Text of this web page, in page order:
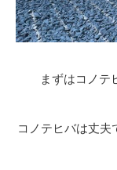
まずはコノテ
コノテヒバは丈夫